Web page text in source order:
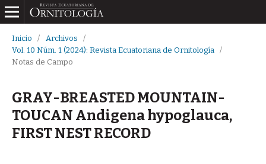
Inicio / Archivos
/
Vol. 10 Núm. 1 (2024): Revista Ecuatoriana de Ornitología
/
Notas de Campo
GRAY-BREASTED MOUNTAIN-
TOUCAN Andigena hypoglauca,
FIRST NEST RECORD